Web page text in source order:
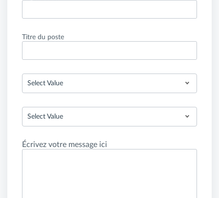
Titre du poste
Select Value
Select Value
Écrivez votre message ici